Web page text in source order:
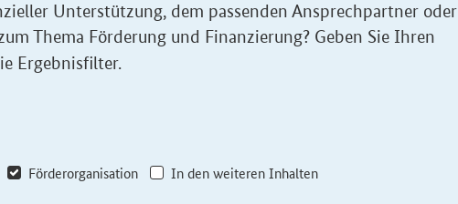
Unterstützung, dem passenden Ansprechpartner oder
Thema Förderung und Finanzierung? Geben Sie Ihren
Ergebnisfilter.
Förderorganisation In den weiteren Inhalten